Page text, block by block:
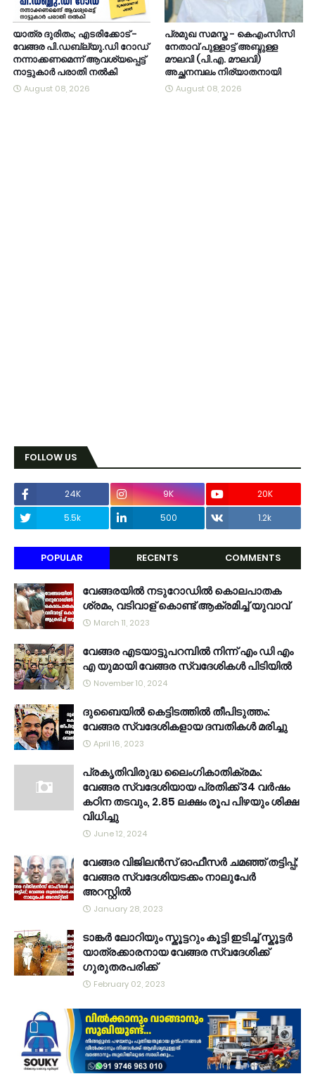
യാത്ര ദുരിതം; എടരിക്കോട് -
വേങ്ങര പി.ഡബ്ല്യു.ഡി റോഡ്
നന്നാക്കണമെന്ന് ആവശ്യപ്പെട്ട്
നാട്ടുകാർ പരാതി നൽകി
August 08, 2026
പ്രമുഖ സമസ്ത - കെഎംസിസി
നേതാവ് പുള്ളാട്ട് അബ്ദുള്ള
മൗലവി (പി.എ. മൗലവി)
അച്ഛനമ്പലം നിര്യാതനായി
August 08, 2026
FOLLOW US
24K 9K
20K
5.5k
500 1.2k
POPULAR RECENTS COMMENTS
വേങ്ങരയിൽ നടുറോഡിൽ കൊലപാതക
ശ്രമം, വടിവാള് കൊണ്ട് ആക്രമിച്ച് യുവാവ്
March 11, 2023
വേങ്ങര എടയാട്ടുപറമ്പിൽ നിന്ന് എം ഡി എം
എ യുമായി വേങ്ങര സ്വദേശികൾ പിടിയിൽ
November 10, 2024
ദുബൈയിൽ കെട്ടിടത്തിൽ തീപിടുത്തം:
വേങ്ങര സ്വദേശികളായ ദമ്പതികൾ മരിച്ചു
April 16, 2023
പ്രകൃതിവിരുദ്ധ ലൈംഗികാതിക്രമം:
വേങ്ങര സ്വദേശിയായ പ്രതിക്ക് 34 വര്‍ഷം
കഠിന തടവും, 2.85 ലക്ഷം രൂപ പിഴയും ശിക്ഷ
വിധിച്ചു
June 12, 2024
വേങ്ങര വിജിലൻസ് ഓഫീസർ ചമഞ്ഞ് തട്ടിപ്പ്;
വേങ്ങര സ്വദേശിയടക്കം നാലുപേർ
അറസ്റ്റിൽ
January 28, 2023
ടാങ്കർ ലോറിയും സ്കൂട്ടറും കൂട്ടി ഇടിച്ച് സ്കൂട്ടർ
യാത്രക്കാരനായ വേങ്ങര സ്വദേശിക്ക്
ഗുരുതരപരിക്ക്
February 02, 2023